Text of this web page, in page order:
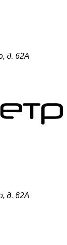
д. 62А
д. 62А